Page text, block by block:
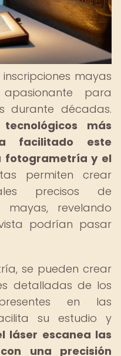
mayas
para
durante décadas.
más
facilitado este
fotogrametría y el
permiten crear
precisos de
mayas, revelando
podrían pasar
se pueden crear
detalladas de los
en las
su estudio y
láser escanea las
una precisión